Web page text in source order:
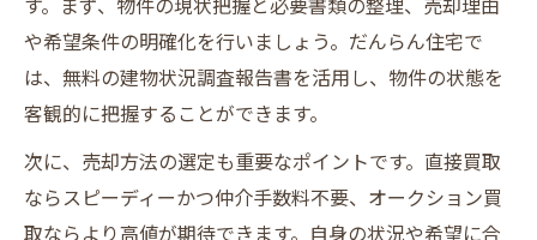
す。まず、物件の現状把握と必要書類の整理、売却理由
や希望条件の明確化を行いましょう。だんらん住宅で
は、無料の建物状況調査報告書を活用し、物件の状態を
客観的に把握することができます。
次に、売却方法の選定も重要なポイントです。直接買取
ならスピーディーかつ仲介手数料不要、オークション買